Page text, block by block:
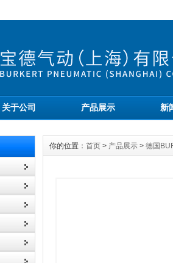
关于公司 产品展示 新
你的位置： 首页 > 产品展示 > 德国